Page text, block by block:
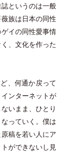
というのは一般
族は日本の同性
イの同性愛事情
、文化を作った
、何通か戻って
ンターネットが
いまま、ひとり
っていく。僕は
稿を若い人にア
ができないし見